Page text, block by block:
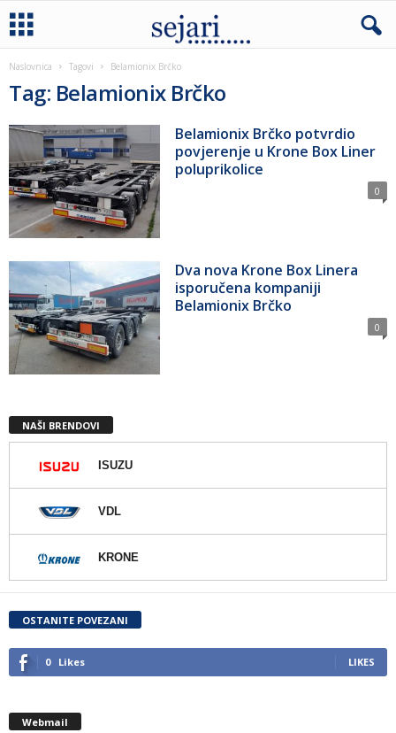
Naslovnica Tagovi Belamionix Brčko
Tag: Belamionix Brčko
Belamionix Brčko potvrdio
povjerenje u Krone Box Liner
poluprikolice
0
Dva nova Krone Box Linera
isporučena kompaniji
Belamionix Brčko
0
NAŠI BRENDOVI
ISUZU
VDL
KRONE
OSTANITE POVEZANI
0 Likes LIKES
Webmail